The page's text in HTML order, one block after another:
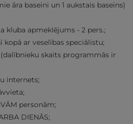
āra baseini un 1 aukstais baseins)
kluba apmeklējums - 2 pers.;
ar veselības speciālistu;
skaits programmās ir
internets;
personām;
DIENĀS;